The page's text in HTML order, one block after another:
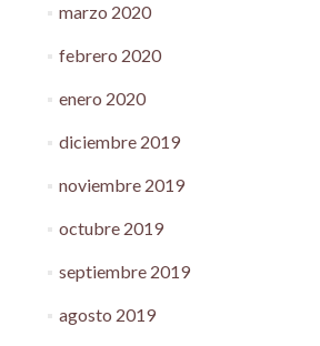
marzo 2020
febrero 2020
enero 2020
diciembre 2019
noviembre 2019
octubre 2019
septiembre 2019
agosto 2019